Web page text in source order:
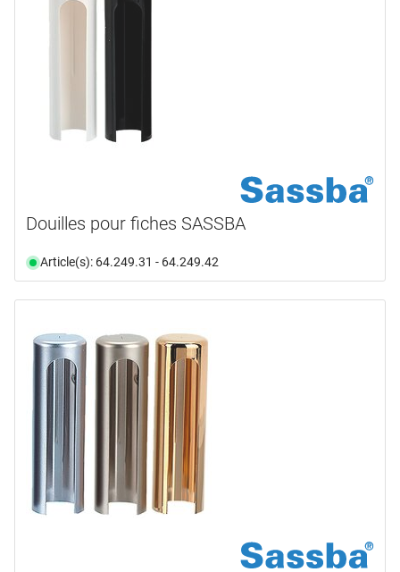
Douilles pour fiches SASSBA
Article(s): 64.249.31 - 64.249.42